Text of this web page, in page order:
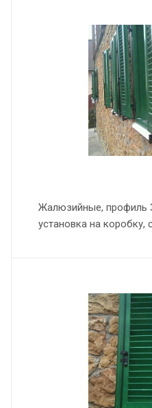
Жалюзийные, профиль
установка на коробку,